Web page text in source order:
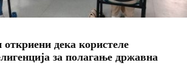
дека користеле
за полагање државна